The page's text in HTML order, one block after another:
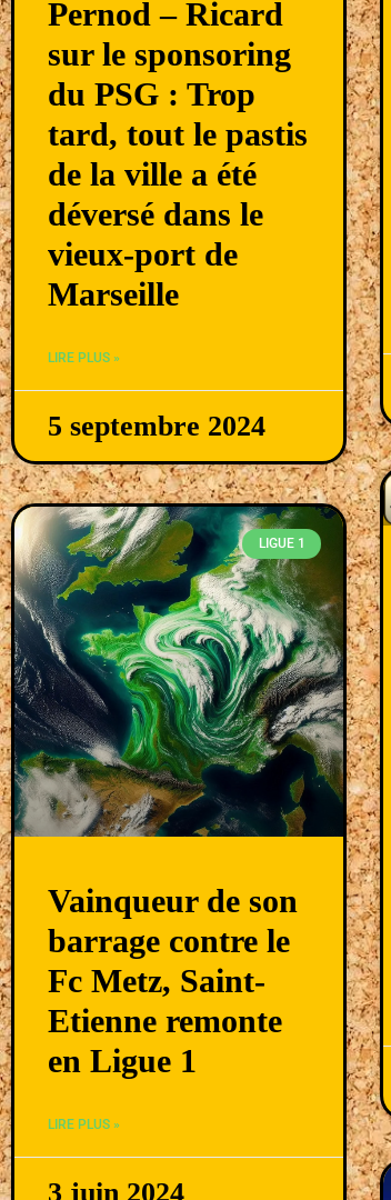
Pernod – Ricard
sur le sponsoring
du PSG : Trop
tard, tout le pastis
de la ville a été
déversé dans le
vieux-port de
Marseille
LIRE PLUS »
5 septembre 2024
LIGUE 1
Vainqueur de son
barrage contre le
Fc Metz, Saint-
Etienne remonte
en Ligue 1
LIRE PLUS »
3 juin 2024